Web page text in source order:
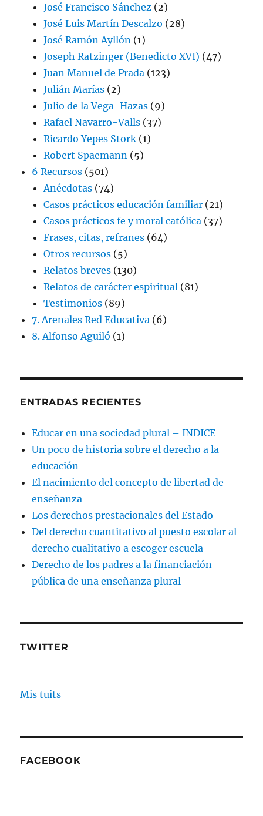
José Francisco Sánchez (2)
José Luis Martín Descalzo (28)
José Ramón Ayllón (1)
Joseph Ratzinger (Benedicto XVI) (47)
Juan Manuel de Prada (123)
Julián Marías (2)
Julio de la Vega-Hazas (9)
Rafael Navarro-Valls (37)
Ricardo Yepes Stork (1)
Robert Spaemann (5)
6 Recursos (501)
Anécdotas (74)
Casos prácticos educación familiar (21)
Casos prácticos fe y moral católica (37)
Frases, citas, refranes (64)
Otros recursos (5)
Relatos breves (130)
Relatos de carácter espiritual (81)
Testimonios (89)
7. Arenales Red Educativa (6)
8. Alfonso Aguiló (1)
ENTRADAS RECIENTES
Educar en una sociedad plural – INDICE
Un poco de historia sobre el derecho a la
educación
El nacimiento del concepto de libertad de
enseñanza
Los derechos prestacionales del Estado
Del derecho cuantitativo al puesto escolar al
derecho cualitativo a escoger escuela
Derecho de los padres a la financiación
pública de una enseñanza plural
TWITTER
Mis tuits
FACEBOOK